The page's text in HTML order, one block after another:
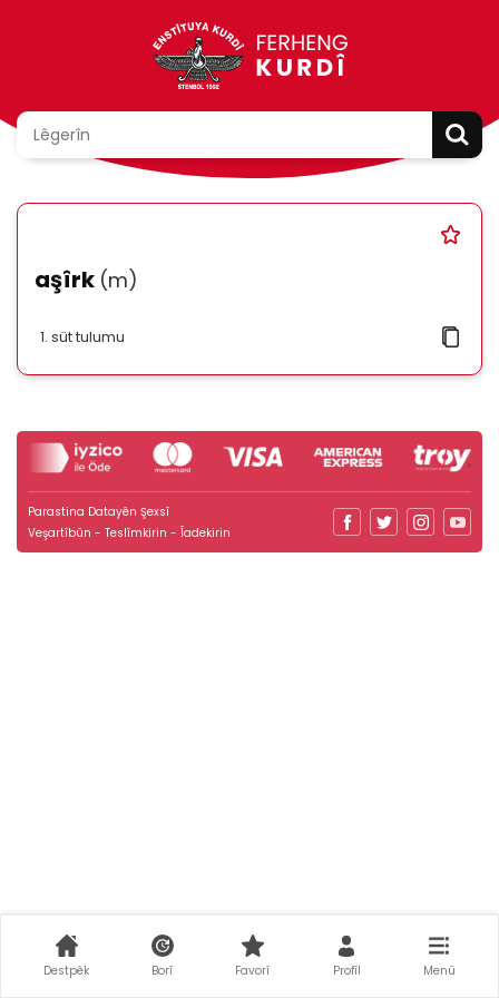
aşîrk (m)
süt tulumu
Parastina Datayên Şexsî
Veşartîbûn - Teslîmkirin - Îadekirin
Destpêk Borî Favorî Profîl Menû